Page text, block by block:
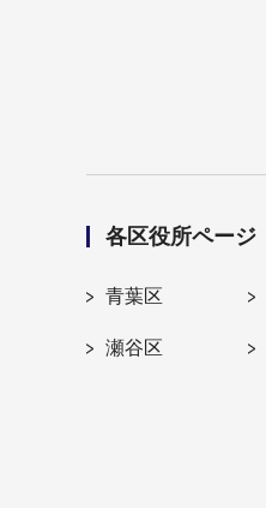
各区役所ページ
青葉区
瀬谷区